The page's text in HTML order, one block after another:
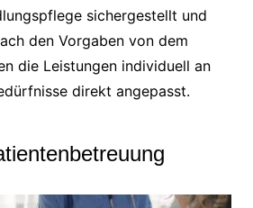
sichergestellt und
den Vorgaben von dem
die Leistungen individuell an
direkt angepasst.